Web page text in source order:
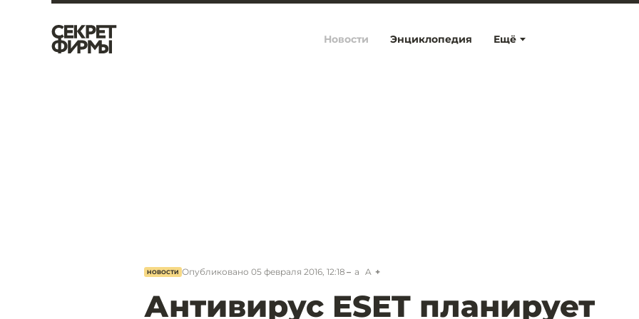
Ещё
Новости Энциклопедия
НОВОСТИ Опубликовано 05 февраля 2016, 12:18 a A
Антивирус ESET планирует